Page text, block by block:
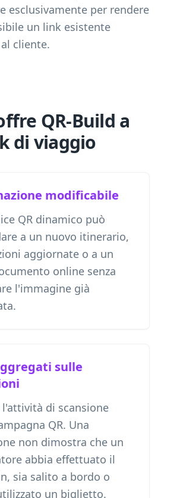
esclusivamente per rendere
un link esistente
cliente.
QR-Build a
di viaggio
modificabile
QR dinamico può
a un nuovo itinerario,
aggiornate o a un
online senza
l'immagine già
sulle
l'attività di scansione
QR. Una
non dimostra che un
abbia effettuato il
sia salito a bordo o
un biglietto.